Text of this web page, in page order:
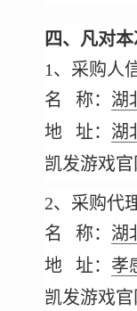
四、凡对
1、采购人
名 称： 湖
地 址： 湖
凯发游戏官
2、采购代
名 称： 湖
地 址： 孝
凯发游戏官